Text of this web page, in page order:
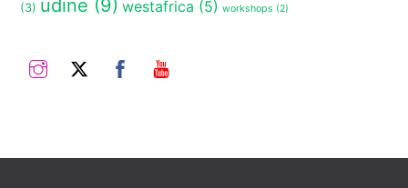
(3) udine (9) westafrica (5) workshops (2)